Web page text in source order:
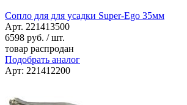
Сопло для для усадки Super-Ego 35мм
Арт. 221413500
6598 руб. / шт.
товар распродан
Подобрать аналог
Арт: 221412200